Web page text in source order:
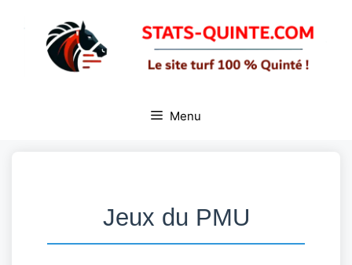
Menu
Jeux du PMU